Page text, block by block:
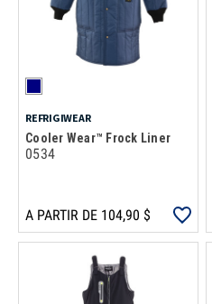
REFRIGIWEAR
Cooler Wear™ Frock Liner
0534
A PARTIR DE 104,90 $